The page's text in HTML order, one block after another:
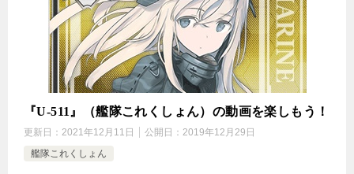
『U-511』（艦隊これくしょん）の動画を楽しもう！
更新日： 2021年12月11日 公開日： 2019年12月29日
艦隊これくしょん